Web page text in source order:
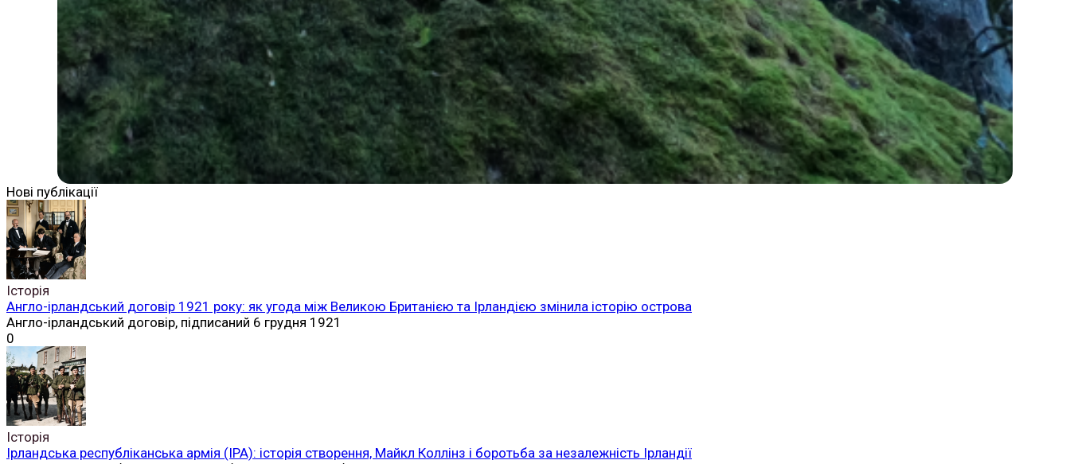
Нові публікації
Історія
Англо-ірландський договір 1921 року: як угода між Великою Британією та Ірландією змінила історію острова
Англо-ірландський договір, підписаний 6 грудня 1921
0
Історія
Ірландська республіканська армія (ІРА): історія створення, Майкл Коллінз і боротьба за незалежність Ірландії